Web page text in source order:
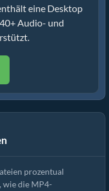
eine Desktop
Audio- und
um 50% (Einfache
prozentual
wie die MP4-